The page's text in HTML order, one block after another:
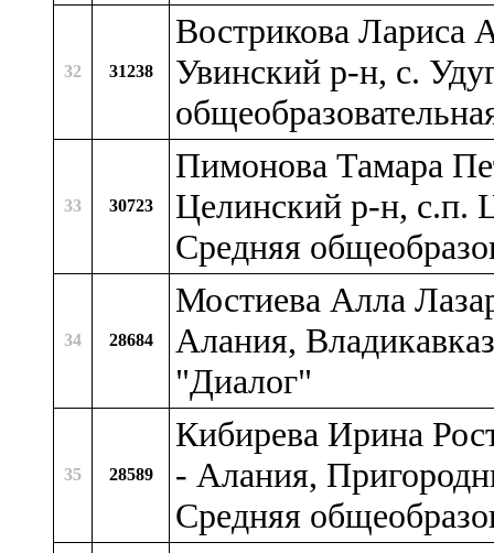
32 31238
Вострикова Лариса
Увинский р-н, c.
33 30723
Пимонова Тамара
Целинский р-н, с.п.
Средняя
34 28684
Мостиева Алла
Алания,
"Диалог"
35 28589
Кибирева Ирина
- Алания,
Средняя